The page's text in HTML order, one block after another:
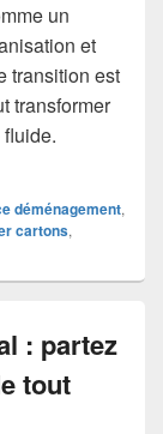
un
et
transition est
transformer
bien
déménagement,
cartons,
: partez
tout